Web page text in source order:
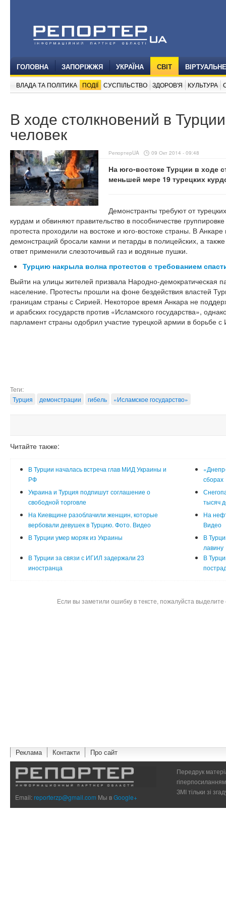
ГОЛОВНА ЗАПОРІЖЖЯ УКРАЇНА СВІТ
ВЛАДА ТА ПОЛІТИКА ПОДІЇ СУСПІЛЬСТВО ЗДОРОВ'Я КУЛЬТУРА
В ходе столкновений в
человек
РепортерUA 09 Окт 2014 - 09:48
На юго-востоке Турции в ходе
меньшей мере 19 турецких
Демонстранты требуют от
курдам и обвиняют правительство в пособничестве
протеста проходили на востоке и юго-востоке страны. В
демонстраций бросали камни и петарды в полицейских, а
ответ применили слезоточивый газ и водяные пушки.
Турцию накрыла волна протестов с требованием
Выйти на улицы жителей призвала Народно-демократическая
население. Протесты прошли на фоне бездействия властей
границам страны с Сирией. Некоторое время Анкара не
и арабских государств против «Исламского государства»,
парламент страны одобрил участие турецкой армии в борьбе с
Теги:
Турция
демонстрации гибель «Исламское государство»
Читайте также:
В Турции началась встреча глав МИД Украины и
РФ
сборах
Украина и Турция подпишут соглашение о
свободной торговле
тысяч
На Киевщине разоблачили женщин, которые
вербовали девушек в Турцию. Фото. Видео
На
Видео
В Турции умер моряк из Украины
В
лавину
В Турции за связи с ИГИЛ задержали 23
иностранца
В
Если вы заметили ошибку в тексте, пожалуйста
Реклама Контакти Про сайт
Email:reporterzp@gmail.com Мы вGoogle+
Передрук
ЗМІ тільки зі